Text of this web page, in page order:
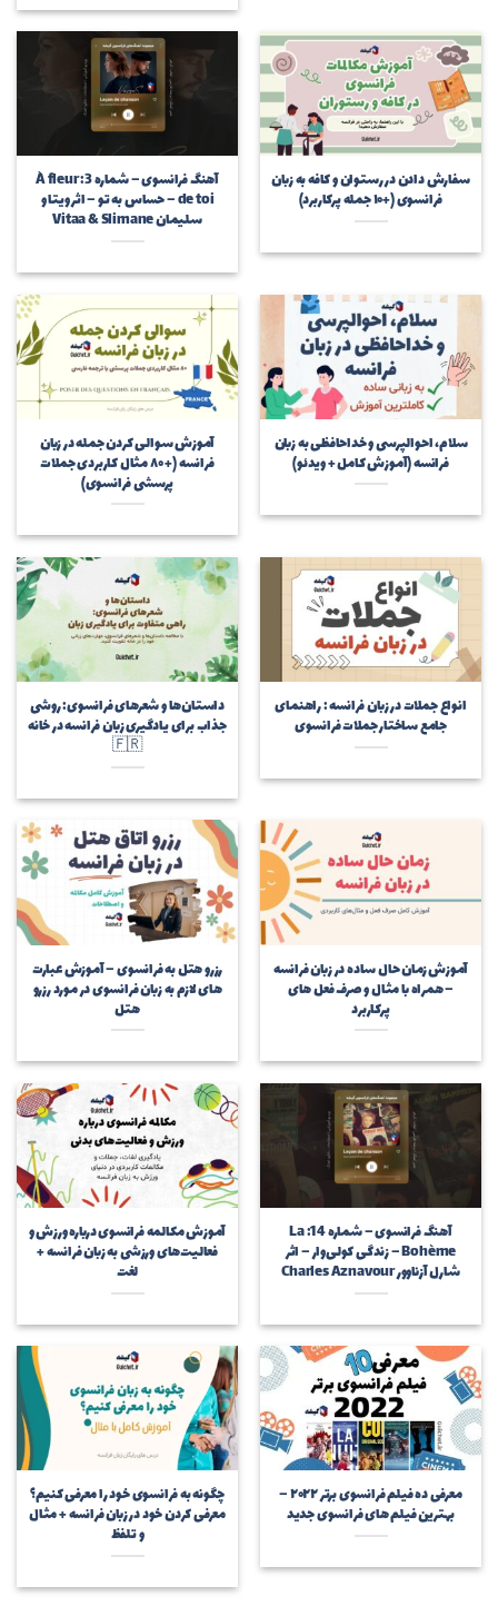
سفارش دادن در رستوان و کافه به زبان
فرانسوی (+۱۰ جمله پرکاربرد)
آهنگ فرانسوی – شماره 3: À fleur
de toi – حساس به تو – اثر ویتا و
سلیمان Vitaa & Slimane
سلام، احوالپرسی و خداحافظی به زبان
فرانسه (آموزش کامل + ویدئو)
آموزش سوالی کردن جمله در زبان
فرانسه (+ ۸۰ مثال کاربردی جملات
پرسشی فرانسوی)
انواع جملات در زبان فرانسه : راهنمای
جامع ساختار جملات فرانسوی
داستان‌ها و شعرهای فرانسوی: روشی
جذاب برای یادگیری زبان فرانسه در خانه
🇫🇷
آموزش زمان حال ساده در زبان فرانسه
– همراه با مثال و صرف فعل های
پرکاربرد
رزرو هتل به فرانسوی – آموزش عبارت
های لازم به زبان فرانسوی در مورد رزرو
هتل
آهنگ فرانسوی – شماره 14: La
Bohème – زندگی کولی‌وار – اثر
شارل آزناوور Charles Aznavour
آموزش مکالمه فرانسوی درباره ورزش و
فعالیت‌های ورزشی به زبان فرانسه +
لغت
معرفی ده فیلم فرانسوی برتر ۲۰۲۲ –
بهترین فیلم های فرانسوی جدید
چگونه به فرانسوی خود را معرفی کنیم؟
معرفی کردن خود در زبان فرانسه + مثال
و تلفظ